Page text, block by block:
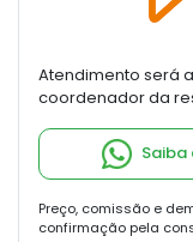
Atendimento será
coordenador da
Preço, comissão e
confirmação pela